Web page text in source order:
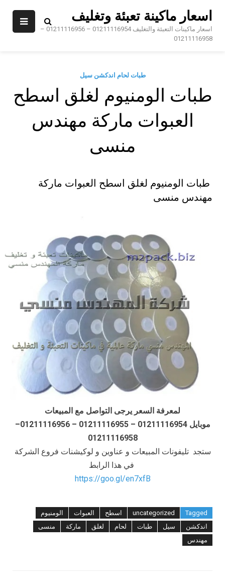
اسعار ماكينة تعبئة وتغليف
اسعار ماكينات التعبئة والتغليف 01211116954 – 01211116956 –
01211116958
طبات لحام اندكشن سيل
طبات الومنيوم لغلق اسطح
العبوات ماركة مهندس
منسى
طبات الومنيوم لغلق اسطح العبوات ماركة
مهندس منسى
لمعرفة السعر يرجى التواصل مع المبيعات
موبايل 01211116954 – 01211116955 – 01211116956–
01211116958
ستجد تليفونات المبيعات و عناوين و لوكيشنات فروع الشركة
في هذا الرابط
https://goo.gl/en7xfB
Tagged
uncategorized اسطح العبوات
الومنيوم
اندكشن
سيل طبات لحام لغلق ماركة
منسى
مهندس